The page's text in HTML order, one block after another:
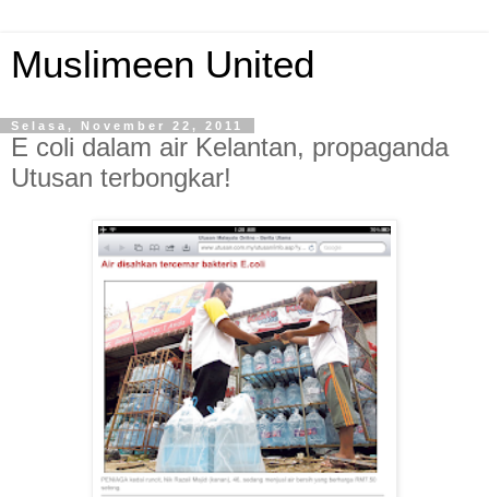
Muslimeen United
Selasa, November 22, 2011
E coli dalam air Kelantan, propaganda
Utusan terbongkar!